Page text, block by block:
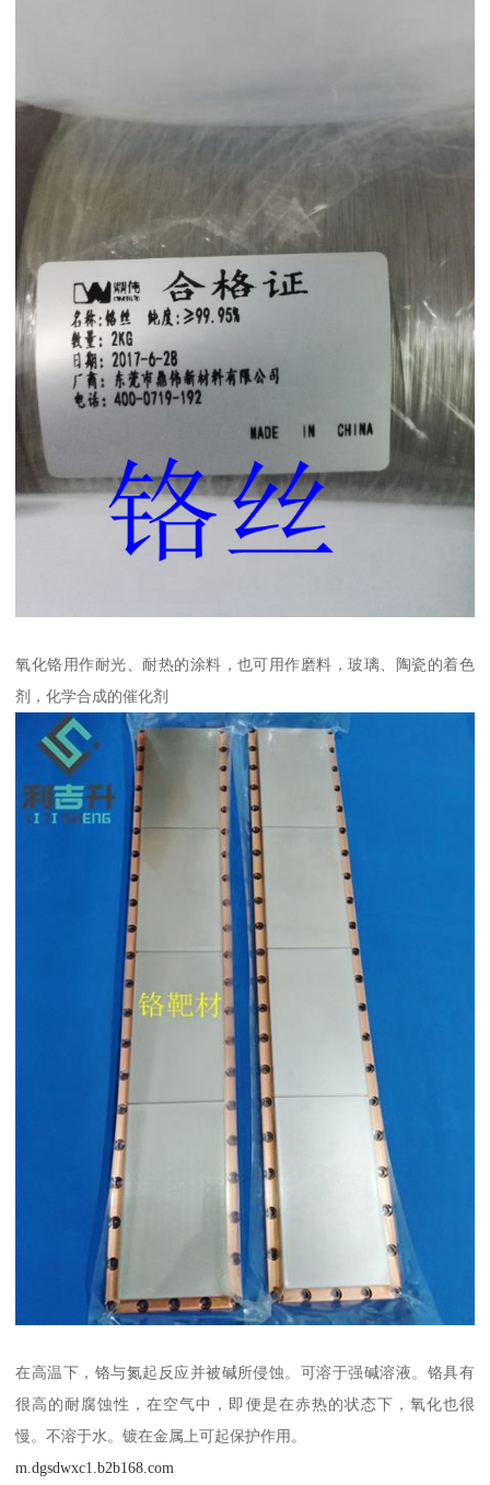
氧化铬用作耐光、耐热的涂料，也可用作磨料，玻璃、陶瓷的着色
剂，化学合成的催化剂
在高温下，铬与氮起反应并被碱所侵蚀。可溶于强碱溶液。铬具有
很高的耐腐蚀性，在空气中，即便是在赤热的状态下，氧化也很
慢。不溶于水。镀在金属上可起保护作用。
m.dgsdwxc1.b2b168.com